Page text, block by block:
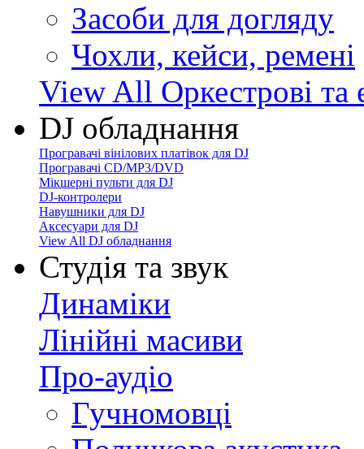
Засоби для догляду
Чохли, кейси, ремені
View All Оркестрові та
DJ обладнання
Програвачі вінілових платівок для DJ
Програвачі CD/MP3/DVD
Мікшерні пульти для DJ
DJ-контролери
Навушники для DJ
Аксесуари для DJ
View All DJ обладнання
Студія та звук
Динаміки
Лінійні масиви
Про-аудіо
Гучномовці